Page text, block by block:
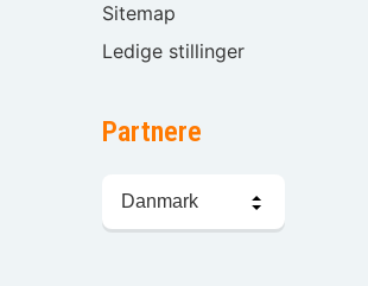
Sitemap
Ledige stillinger
Partnere